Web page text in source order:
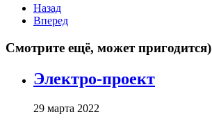
Назад
Вперед
Смотрите ещё, может пригодится)
Электро-проект
29 марта 2022